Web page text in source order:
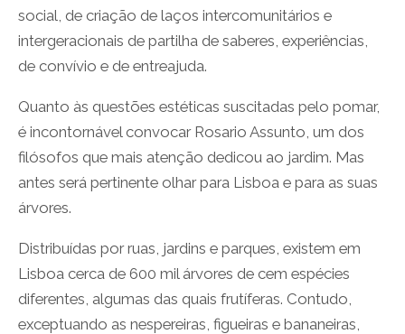
social, de criação de laços intercomunitários e
intergeracionais de partilha de saberes, experiências,
de convívio e de entreajuda.
Quanto às questões estéticas suscitadas pelo pomar,
é incontornável convocar Rosario Assunto, um dos
filósofos que mais atenção dedicou ao jardim. Mas
antes será pertinente olhar para Lisboa e para as suas
árvores.
Distribuídas por ruas, jardins e parques, existem em
Lisboa cerca de 600 mil árvores de cem espécies
diferentes, algumas das quais frutíferas. Contudo,
exceptuando as nespereiras, figueiras e bananeiras,